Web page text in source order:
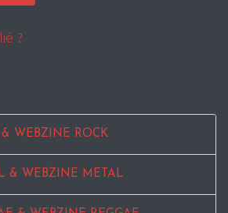
?
WEBZINE ROCK
& WEBZINE METAL